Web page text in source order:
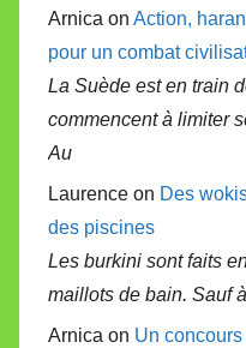
Arnica on Action,
pour un combat
La Suède est en train
commencent à limiter
Au
Laurence on Des
des piscines
Les burkini sont faits
maillots de bain. Sauf
Arnica on Un